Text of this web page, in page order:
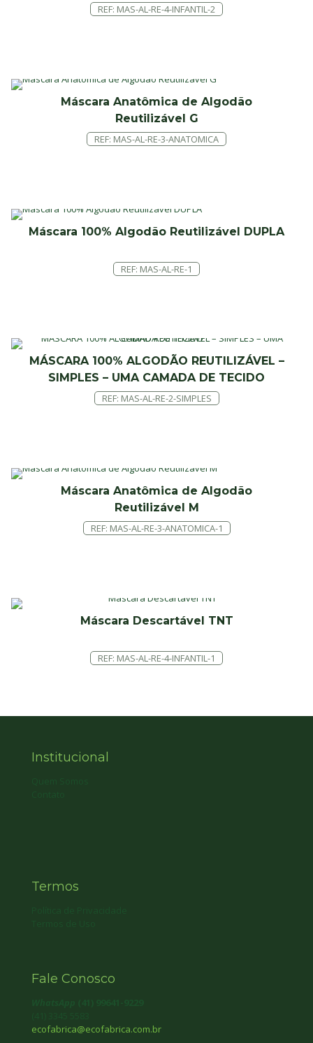
REF: MAS-AL-RE-4-INFANTIL-2
Máscara Anatômica de Algodão
Reutilizável G
REF: MAS-AL-RE-3-ANATOMICA
Máscara 100% Algodão Reutilizável DUPLA
REF: MAS-AL-RE-1
MÁSCARA 100% ALGODÃO REUTILIZÁVEL –
SIMPLES – UMA CAMADA DE TECIDO
REF: MAS-AL-RE-2-SIMPLES
Máscara Anatômica de Algodão
Reutilizável M
REF: MAS-AL-RE-3-ANATOMICA-1
Máscara Descartável TNT
REF: MAS-AL-RE-4-INFANTIL-1
Institucional
Termos
Fale Conosco
ecofabrica@ecofabrica.com.br